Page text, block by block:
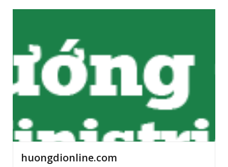
huongdionline.com